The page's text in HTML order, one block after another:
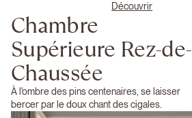
Découvrir
Chambre
Supérieure Rez-de-
Chaussée
À l'ombre des pins centenaires, se laisser
bercer par le doux chant des cigales.